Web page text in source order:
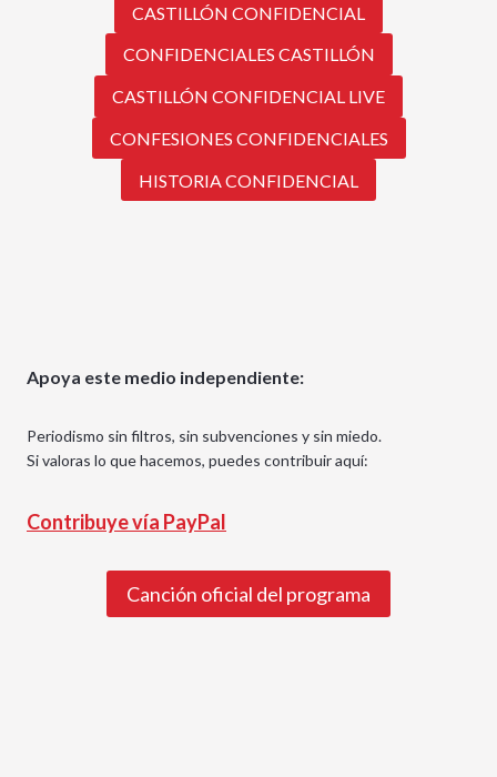
CASTILLÓN CONFIDENCIAL
CONFIDENCIALES CASTILLÓN
CASTILLÓN CONFIDENCIAL LIVE
CONFESIONES CONFIDENCIALES
HISTORIA CONFIDENCIAL
Apoya este medio independiente:
Periodismo sin filtros, sin subvenciones y sin miedo.
Si valoras lo que hacemos, puedes contribuir aquí:
Contribuye vía PayPal
Canción oficial del programa